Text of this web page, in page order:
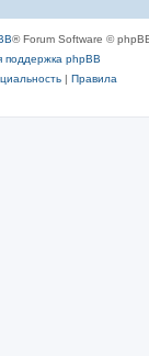
® Forum Software ©
поддержка phpBB
| Правила